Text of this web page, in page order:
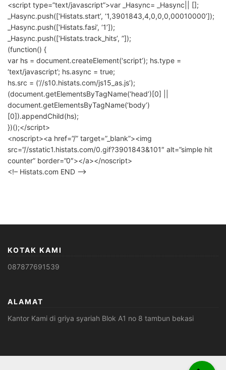
<script type=”text/javascript”>var _Hasync= _Hasync|| [];
_Hasync.push([‘Histats.start’, ‘1,3901843,4,0,0,0,00010000’]);
_Hasync.push([‘Histats.fasi’, ‘1’]);
_Hasync.push([‘Histats.track_hits’, ”]);
(function() {
var hs = document.createElement(‘script’); hs.type =
‘text/javascript’; hs.async = true;
hs.src = (‘//s10.histats.com/js15_as.js’);
(document.getElementsByTagName(‘head’)[0] ||
document.getElementsByTagName(‘body’)
[0]).appendChild(hs);
})();</script>
<noscript><a href=”/” target=”_blank”><img
src=”//sstatic1.histats.com/0.gif?3901843&101″ alt=”simple hit
counter” border=”0″></a></noscript>
<!– Histats.com END –>
KOTAK KAMI
087877691539
ALAMAT
Kantor Kami di griya syariah Blok A1 no 8 tambun bekasi